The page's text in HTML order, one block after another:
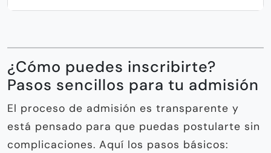
¿Cómo puedes inscribirte?
Pasos sencillos para tu admisión
El proceso de admisión es transparente y
está pensado para que puedas postularte sin
complicaciones. Aquí los pasos básicos: